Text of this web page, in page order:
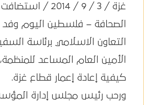
غزة / 3 / 9 / 2014
الصحافة – فلسطين اليوم
التعاون الاسلامي برئاسة
الأمين العام المساعد
كيفية إعادة إعمار قطاع غزة.
ورحب رئيس مجلس إدارة